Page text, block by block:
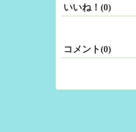
いいね！(0)
コメント(0)